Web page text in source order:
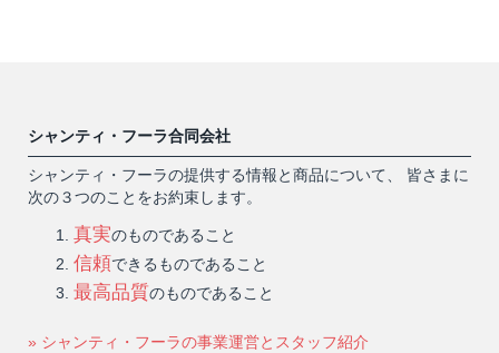
シャンティ・フーラ合同会社
シャンティ・フーラの提供する情報と商品について、 皆さまに
次の３つのことをお約束します。
真実のものであること
信頼できるものであること
最高品質のものであること
» シャンティ・フーラの事業運営とスタッフ紹介